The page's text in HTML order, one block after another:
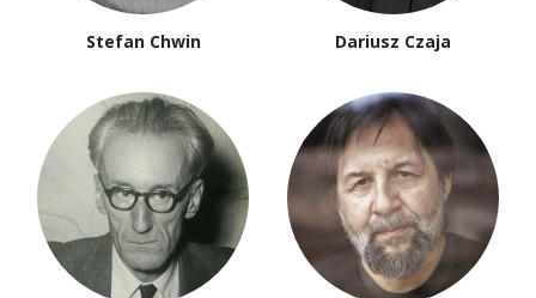
Stefan Chwin Dariusz Czaja